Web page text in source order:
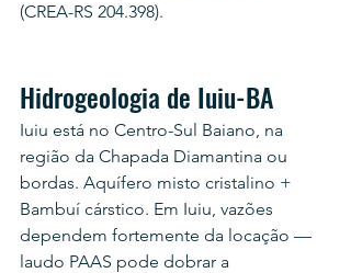
(CREA-RS 204.398).
Hidrogeologia de Iuiu-BA
Iuiu está no Centro-Sul Baiano, na
região da Chapada Diamantina ou
bordas. Aquífero misto cristalino +
Bambuí cárstico. Em Iuiu, vazões
dependem fortemente da locação —
laudo PAAS pode dobrar a